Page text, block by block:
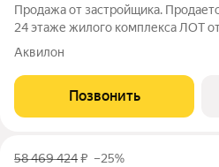
Продажа от застройщика.
24 этаже жилого комплекса ЛОТ
2029 г. О ПРОЕКТЕ: Дом класса
статично, оно
Аквилон
Позвонить
58 469 424₽ –25%